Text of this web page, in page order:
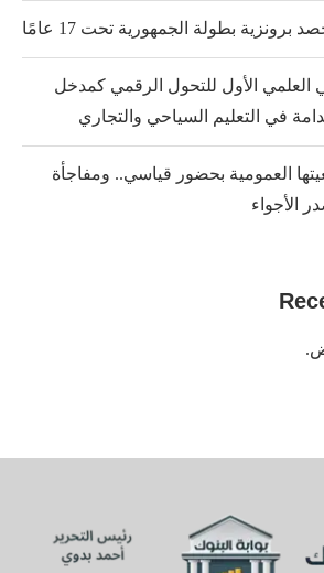
بطولة الجمهورية تحت 17 عامًا
العلمي الأول للتحول الرقمي كمدخل
في التعليم السياحي والتجاري
العمومية بحضور قياسي.. ومفاجأة
الأجواء